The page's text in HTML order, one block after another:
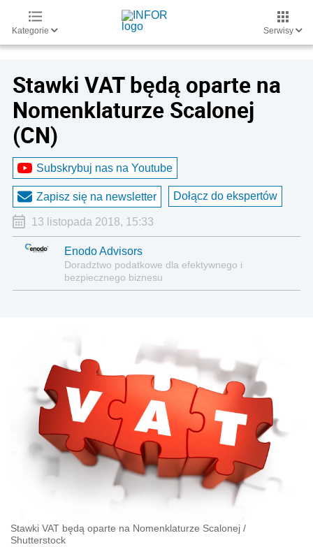
Kategorie Serwisy
Stawki VAT będą oparte na
Nomenklaturze Scalonej
(CN)
Subskrybuj nas na Youtube
Zapisz się na newsletter Dołącz do ekspertów
13 listopada 2018, 15:33
Enodo Advisors
Doradztwo podatkowe dla efektywnego i
bezpiecznego biznesu
Stawki VAT będą oparte na Nomenklaturze Scalonej /
Shutterstock